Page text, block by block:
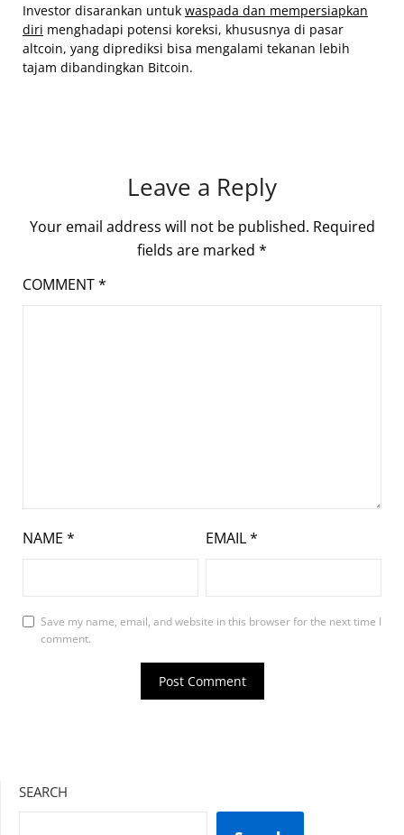
Investor disarankan untuk waspada dan mempersiapkan
diri menghadapi potensi koreksi, khususnya di pasar
altcoin, yang diprediksi bisa mengalami tekanan lebih
tajam dibandingkan Bitcoin.
Leave a Reply
Your email address will not be published. Required
fields are marked *
COMMENT*
NAME * EMAIL*
Save my name, email, and website in this browser for the next time I
comment.
SEARCH